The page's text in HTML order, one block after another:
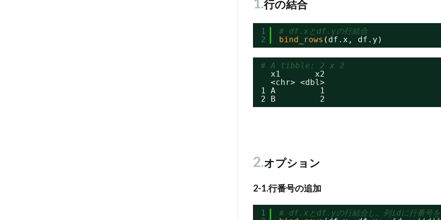
行の結合
1
2
# df.xとdf.yの行結合
bind_rows (df.x, df.y)
# A tibble: 2 x 2
x1       x2
<chr> <dbl>
1 A         1
2 B         2
2.オプション
2-1.行番号の追加
1
# df.xとdf.yの行結合し、列idに行番号を